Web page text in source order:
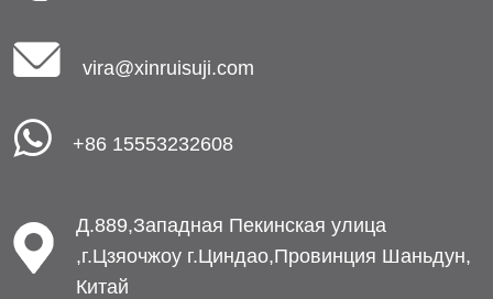
vira@xinruisuji.com
+86 15553232608
Д.889,Западная Пекинская улица
,г.Цзяочжоу г.Циндао,Провинция Шаньдун,
Китай